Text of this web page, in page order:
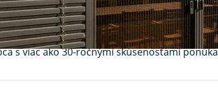
na oknáv Myjave? VK‑systemevyrábame
komfortné vetranie bez
s viac ako 30-ročnými skúsenosťami